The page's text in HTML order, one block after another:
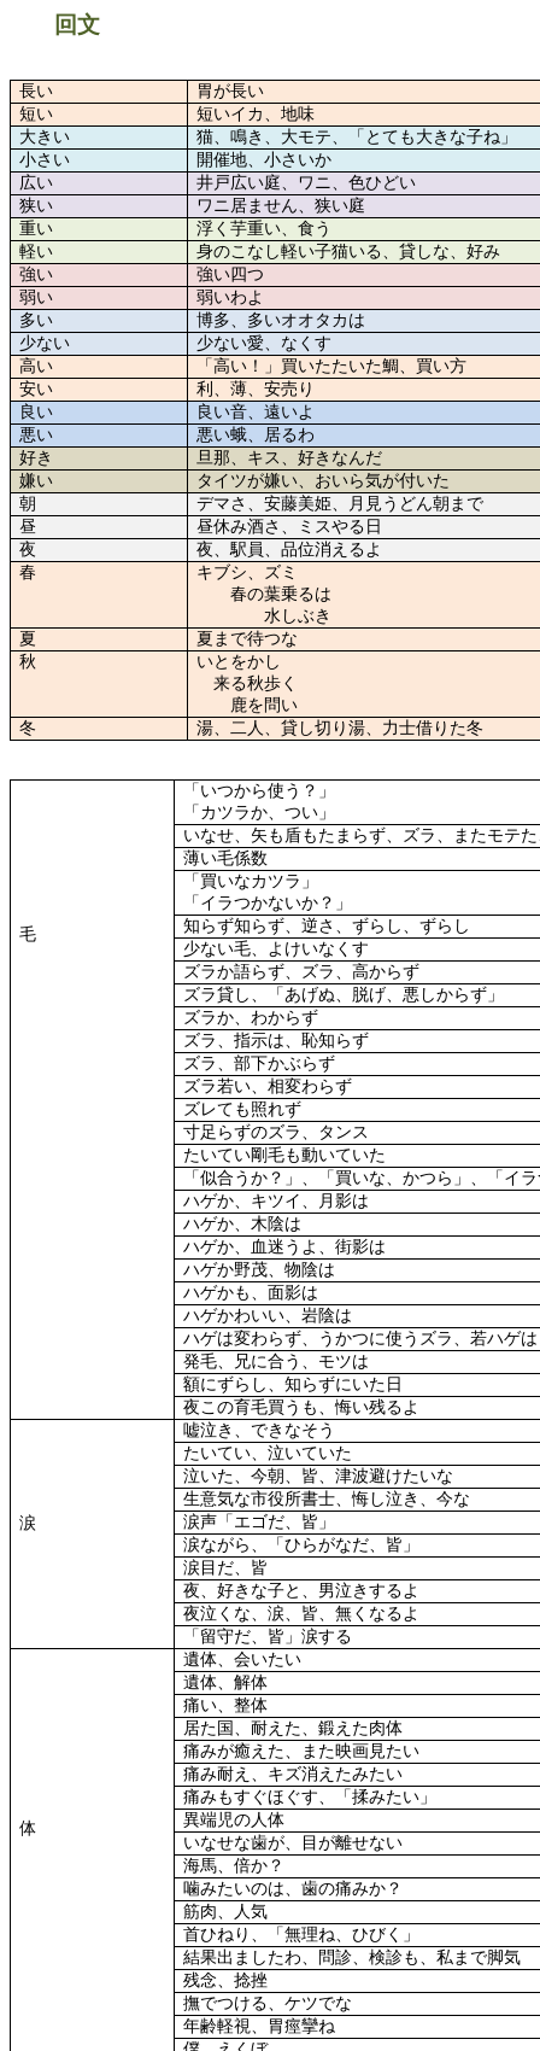
回文
長い
胃が長い
短い
短いイカ、地味
大きい
猫、鳴き、大モテ、「とても大きな子ね」
小さい
開催地、小さいか
広い
井戸広い庭、ワニ、色ひどい
狭い
ワニ居ません、狭い庭
重い
浮く芋重い、食う
軽い
身のこなし軽い子猫いる、貸しな、好み
強い
強い四つ
弱い
弱いわよ
多い
博多、多いオオタカは
少ない
少ない愛、なくす
高い
「高い！」買いたたいた鯛、買い方
安い
利、薄、安売り
良い
良い音、遠いよ
悪い
悪い蛾、居るわ
好き
旦那、キス、好きなんだ
嫌い
タイツが嫌い、おいら気が付いた
朝
デマさ、安藤美姫、月見うどん朝まで
昼
昼休み酒さ、ミスやる日
夜
夜、駅員、品位消えるよ
春
キブシ、ズミ
春の葉乗るは
水しぶき
夏
夏まで待つな
秋
いとをかし
来る秋歩く
鹿を問い
冬
湯、二人、貸し切り湯、力士借りた冬
毛
「いつから使う？」
「カツラか、つい」
いなせ、矢も盾もたまらず、ズラ、またモテ
薄い毛係数
「買いなカツラ」
「イラつかないか？」
知らず知らず、逆さ、ずらし、ずらし
少ない毛、よけいなくす
ズラか語らず、ズラ、高からず
ズラ貸し、「あげぬ、脱げ、悪しからず」
ズラか、わからず
ズラ、指示は、恥知らず
ズラ、部下かぶらず
ズラ若い、相変わらず
ズレても照れず
寸足らずのズラ、タンス
たいてい剛毛も動いていた
「似合うか？」、「買いな、かつら」、「イ
ハゲか、キツイ、月影は
ハゲか、木陰は
ハゲか、血迷うよ、街影は
ハゲか野茂、物陰は
ハゲかも、面影は
ハゲかわいい、岩陰は
ハゲは変わらず、うかつに使うズラ、若ハゲは
発毛、兄に合う、モツは
額にずらし、知らずにいた日
夜この育毛買うも、悔い残るよ
涙
嘘泣き、できなそう
たいてい、泣いていた
泣いた、今朝、皆、津波避けたいな
生意気な市役所書士、悔し泣き、今な
涙声「エゴだ、皆」
涙ながら、「ひらがなだ、皆」
涙目だ、皆
夜、好きな子と、男泣きするよ
夜泣くな、涙、皆、無くなるよ
「留守だ、皆」涙する
体
遺体、会いたい
遺体、解体
痛い、整体
居た国、耐えた、鍛えた肉体
痛みが癒えた、また映画見たい
痛み耐え、キズ消えたみたい
痛みもすぐほぐす、「揉みたい」
異端児の人体
いなせな歯が、目が離せない
海馬、倍か？
噛みたいのは、歯の痛みか？
筋肉、人気
首ひねり、「無理ね、ひびく」
結果出ましたわ、問診、検診も、私まで脚気
残念、捻挫
撫でつける、ケツでな
年齢軽視、胃痙攣ね